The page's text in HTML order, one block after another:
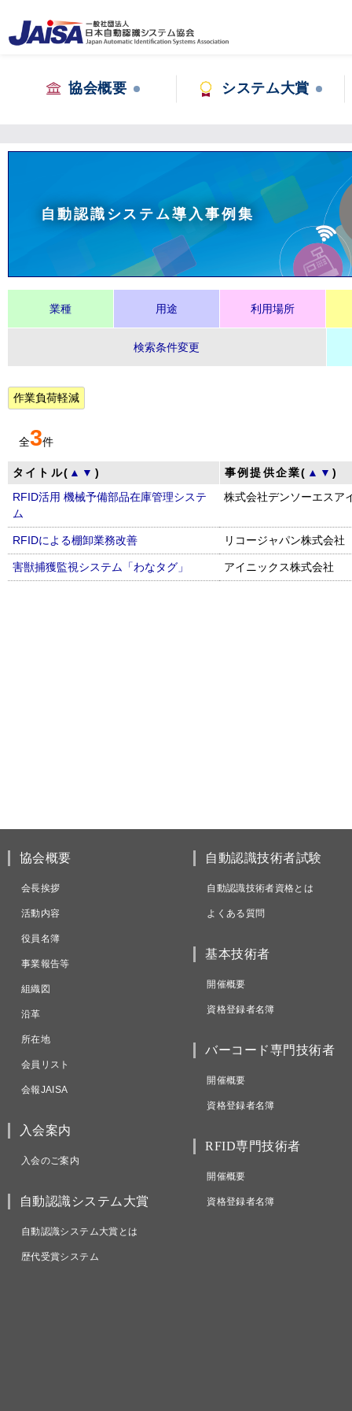
協会概要 システム大賞
自動認識システム導入事例集
業種 用途 利用場所
検索条件変更
作業負荷軽減
全3件
タイトル( ▲ ▼ ) 事例提供企業( ▲ ▼)
RFID活用 機械予備部品在庫管理システ
ム
株式会社デンソーエスア
RFIDによる棚卸業務改善 リコージャパン株式会社
害獣捕獲監視システム「わなタグ」 アイニックス株式会社
協会概要
会長挨拶
活動内容
役員名簿
事業報告等
組織図
沿革
所在地
会員リスト
会報JAISA
入会案内
入会のご案内
自動認識システム大賞
自動認識システム大賞とは
歴代受賞システム
自動認識技術者試験
自動認識技術者資格とは
よくある質問
基本技術者
開催概要
資格登録者名簿
バーコード専門技術者
開催概要
資格登録者名簿
RFID専門技術者
開催概要
資格登録者名簿